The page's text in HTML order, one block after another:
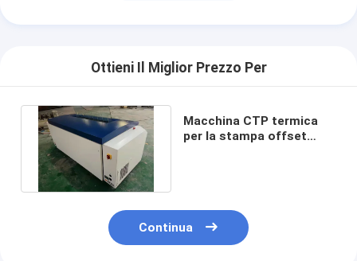
Ottieni Il Miglior Prezzo Per
Macchina CTP termica
per la stampa offset
Continua